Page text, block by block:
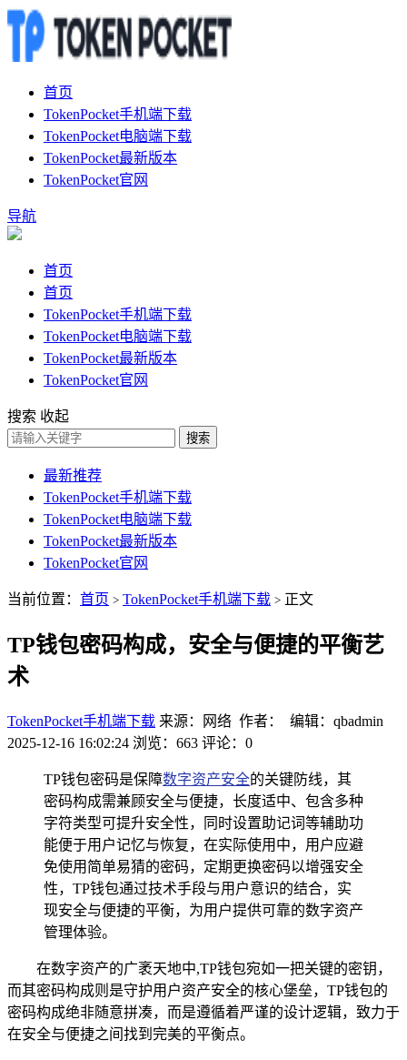
首页
TokenPocket手机端下载
TokenPocket电脑端下载
TokenPocket最新版本
TokenPocket官网
导航
首页
首页
TokenPocket手机端下载
TokenPocket电脑端下载
TokenPocket最新版本
TokenPocket官网
搜索 收起
搜索
最新推荐
TokenPocket手机端下载
TokenPocket电脑端下载
TokenPocket最新版本
TokenPocket官网
当前位置： 首页 > TokenPocket手机端下载 > 正文
TP钱包密码构成，安全与便捷的平衡艺
术
TokenPocket手机端下载 来源：网络 作者： 编辑：qbadmin
2025-12-16 16:02:24 浏览：663 评论：0
TP钱包密码是保障数字资产安全的关键防线，其
密码构成需兼顾安全与便捷，长度适中、包含多种
字符类型可提升安全性，同时设置助记词等辅助功
能便于用户记忆与恢复，在实际使用中，用户应避
免使用简单易猜的密码，定期更换密码以增强安全
性，TP钱包通过技术手段与用户意识的结合，实
现安全与便捷的平衡，为用户提供可靠的数字资产
管理体验。
在数字资产的广袤天地中,TP钱包宛如一把关键的密钥，
而其密码构成则是守护用户资产安全的核心堡垒，TP钱包的
密码构成绝非随意拼凑，而是遵循着严谨的设计逻辑，致力于
在安全与便捷之间找到完美的平衡点。